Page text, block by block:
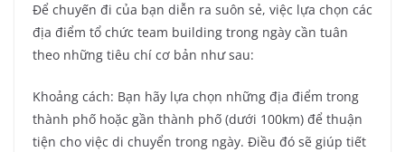
Để chuyến đi của bạn diễn ra suôn sẻ, việc lựa chọn các
địa điểm tổ chức team building trong ngày cần tuân
theo những tiêu chí cơ bản như sau:
Khoảng cách: Bạn hãy lựa chọn những địa điểm trong
thành phố hoặc gần thành phố (dưới 100km) để thuận
tiện cho việc di chuyển trong ngày. Điều đó sẽ giúp tiết